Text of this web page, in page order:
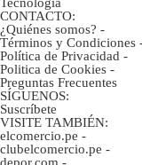
Tecnología
CONTACTO:
¿Quiénes somos? -
Términos y Condiciones
Política de Privacidad -
Politica de Cookies -
Preguntas Frecuentes
SÍGUENOS:
Suscríbete
VISITE TAMBIÉN:
elcomercio.pe -
clubelcomercio.pe -